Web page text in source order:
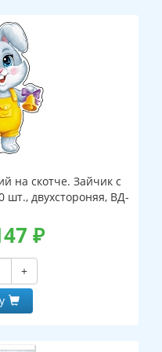
на скотче. Зайчик с
шт., двухстороняя, ВД-
₽
+